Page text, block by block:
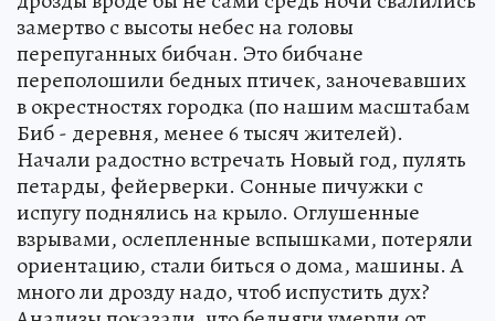
замертво с высоты небес на головы
перепуганных бибчан. Это бибчане
переполошили бедных птичек, заночевавших
в окрестностях городка (по нашим масштабам
Биб - деревня, менее 6 тысяч жителей).
Начали радостно встречать Новый год, пулять
петарды, фейерверки. Сонные пичужки с
испугу поднялись на крыло. Оглушенные
взрывами, ослепленные вспышками, потеряли
ориентацию, стали биться о дома, машины. А
много ли дрозду надо, чтоб испустить дух?